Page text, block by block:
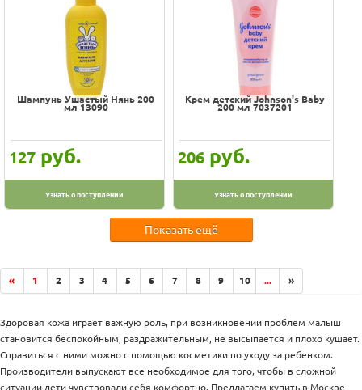
Шампунь Ушастый Нянь 200
мл 13090
127 руб.
Узнать о поступлении
Крем детский Johnson's Baby
200 мл 7037201
206 руб.
Узнать о поступлении
Показать ещё
« 1 2 3 4 5 6 7 8 9 10 ... »
Здоровая кожа играет важную роль, при возникновении проблем малыш
становится беспокойным, раздражительным, не высыпается и плохо кушает.
Справиться с ними можно с помощью косметики по уходу за ребенком.
Производители выпускают все необходимое для того, чтобы в сложной
ситуации дети чувствовали себя комфортно. Предлагаем купить в Москве